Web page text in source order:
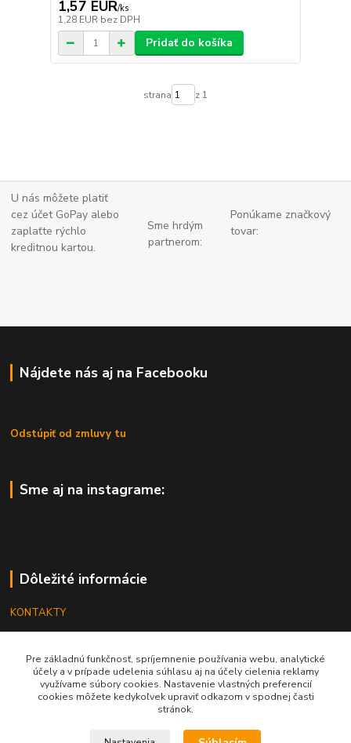
1,57 EUR/ks
1,28 EUR bez DPH
Pridať do košíka
strana z 1
U nás môžete platiť
cez účet GoPay alebo
zaplaťte rýchlo
kreditnou kartou.
Sme hrdým
partnerom:
Ponúkame značkový
tovar:
Nájdete nás aj na Facebooku
Odstúpiť od zmluvy tu
Sme aj na instagrame:
Dôležité informácie
KONTAKTY
REKLAMÁCIE
KATALÓGY
Pre základnú funkčnosť, spríjemnenie používania webu, analytické
účely a v prípade udelenia súhlasu aj na účely cielenia reklamy
využívame súbory cookies. Nastavenie vlastných preferencií
cookies môžete kedykoľvek upraviť odkazom v spodnej časti
stránok.